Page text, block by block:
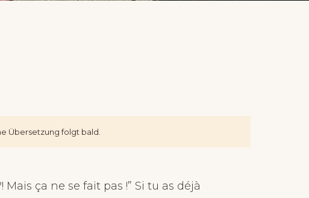
Übersetzung folgt bald.
ça ne se fait pas !” Si tu as déjà